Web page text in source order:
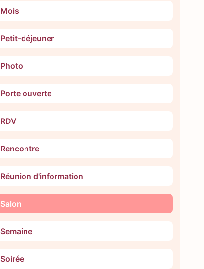
Mois
Petit-déjeuner
Photo
Porte ouverte
RDV
Rencontre
Réunion d'information
Salon
Semaine
Soirée